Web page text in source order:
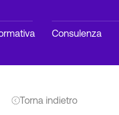
Consulenza
Torna indietro